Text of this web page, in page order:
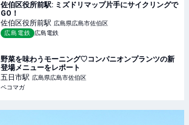
佐伯区役所前駅: ミズドリマップ片手にサイクリングで
GO！
佐伯区役所前駅 広島県広島市佐伯区
広島電鉄
広島電鉄
野菜を味わうモーニング♡コンパニオンプランツの新
登場メニューをレポート
五日市駅 広島県広島市佐伯区
ペコマガ